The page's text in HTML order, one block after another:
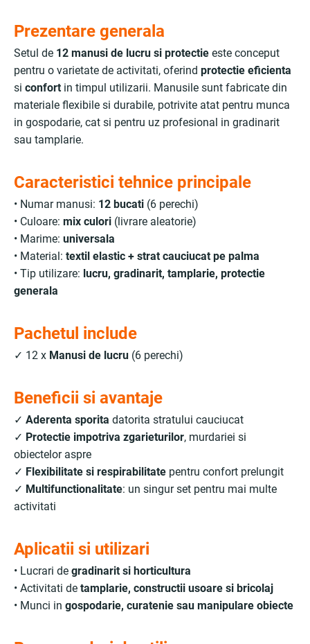
Prezentare generala
Setul de 12 manusi de lucru si protectie este conceput
pentru o varietate de activitati, oferind protectie eficienta
si confort in timpul utilizarii. Manusile sunt fabricate din
materiale flexibile si durabile, potrivite atat pentru munca
in gospodarie, cat si pentru uz profesional in gradinarit
sau tamplarie.
Caracteristici tehnice principale
• Numar manusi: 12 bucati (6 perechi)
• Culoare: mix culori (livrare aleatorie)
• Marime: universala
• Material: textil elastic + strat cauciucat pe palma
• Tip utilizare: lucru, gradinarit, tamplarie, protectie
generala
Pachetul include
✓ 12 x Manusi de lucru (6 perechi)
Beneficii si avantaje
✓ Aderenta sporita datorita stratului cauciucat
✓ Protectie impotriva zgarieturilor, murdariei si
obiectelor aspre
✓ Flexibilitate si respirabilitate pentru confort prelungit
✓ Multifunctionalitate: un singur set pentru mai multe
activitati
Aplicatii si utilizari
• Lucrari de gradinarit si horticultura
• Activitati de tamplarie, constructii usoare si bricolaj
• Munci in gospodarie, curatenie sau manipulare obiecte